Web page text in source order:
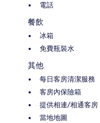
電話
餐飲
冰箱
免費瓶裝水
其他
每日客房清潔服務
客房內保險箱
提供相連/相通客房
當地地圖